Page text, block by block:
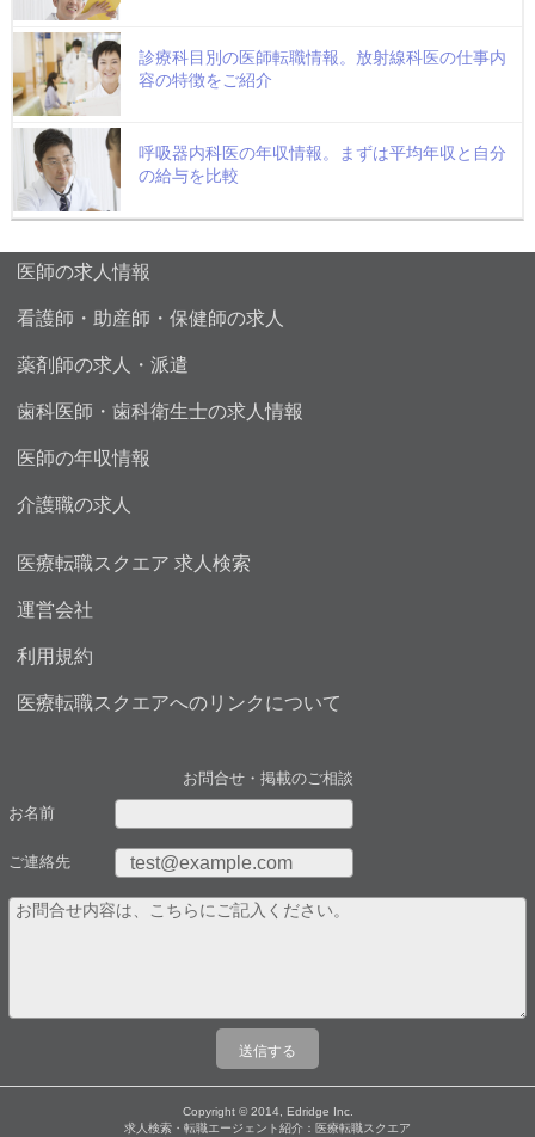
診療科目別の医師転職情報。放射線科医の仕事内
容の特徴をご紹介
呼吸器内科医の年収情報。まずは平均年収と自分
の給与を比較
医師の求人情報
看護師・助産師・保健師の求人
薬剤師の求人・派遣
歯科医師・歯科衛生士の求人情報
医師の年収情報
介護職の求人
医療転職スクエア 求人検索
運営会社
利用規約
医療転職スクエアへのリンクについて
お問合せ・掲載のご相談
お名前
ご連絡先
Copyright © 2014, Edridge Inc.
求人検索・転職エージェント紹介：医療転職スクエア